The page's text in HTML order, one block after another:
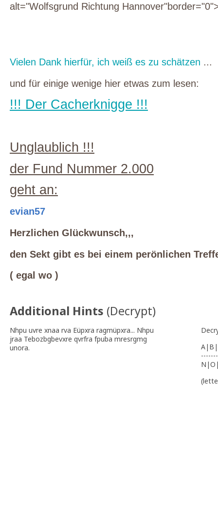
alt="Wolfsgrund Richtung Hannover"
Vielen Dank hierfür, ich weiß es zu schätzen ...
und für einige wenige hier etwas zum lesen:
!!! Der Cacherknigge !!!
Unglaublich !!!
der Fund Nummer 2.000
geht an:
evian57
Herzlichen Glückwunsch,,,
den Sekt gibt es bei einem perönlichen
( egal wo )
Additional Hints (Decrypt)
Nhpu uvre xnaa rva Eüpxra ragmüpxra... Nhpu
jraa Tebozbgbevxre qvrfra fpuba mresrgmg
unora.